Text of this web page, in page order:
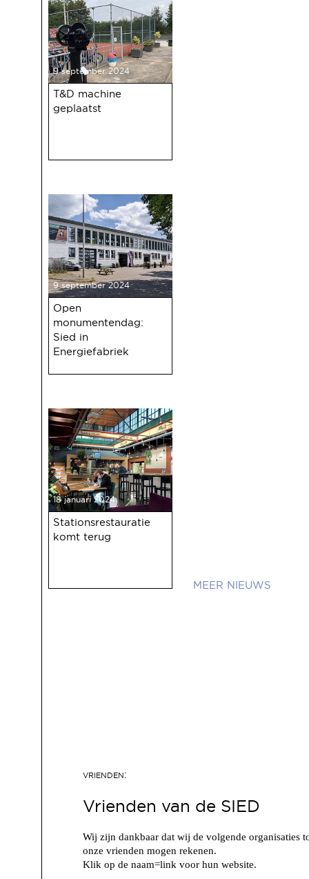
9 september 2024
T&D machine
geplaatst
9 september 2024
Open
monumentendag:
Sied in
Energiefabriek
18 januari 2024
Stationsrestauratie
komt terug
NIEUWS
Vrienden van de SIED
Wij zijn dankbaar dat wij de volgende organisaties
onze vrienden mogen rekenen.
Klik op de naam=link voor hun website.